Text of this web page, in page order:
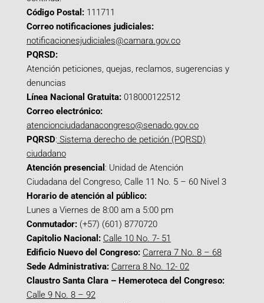
Código Postal: 111711
Correo notificaciones judiciales:
notificacionesjudiciales@camara.gov.co
PQRSD:
Atención peticiones, quejas, reclamos, sugerencias y
denuncias
Línea Nacional Gratuita: 018000122512
Correo electrónico:
atencionciudadanacongreso@senado.gov.co
PQRSD: Sistema derecho de petición (PQRSD)
ciudadano
Atención presencial : Unidad de Atención
Ciudadana del Congreso, Calle 11 No. 5 – 60 Nivel 3
Horario de atención al público:
Lunes a Viernes de 8:00 am a 5:00 pm
Conmutador: (+57) (601) 8770720
Capitolio Nacional: Calle 10 No. 7- 51
Edificio Nuevo del Congreso: Carrera 7 No. 8 – 68
Sede Administrativa: Carrera 8 No. 12- 02
Claustro Santa Clara – Hemeroteca del Congreso:
Calle 9 No. 8 – 92